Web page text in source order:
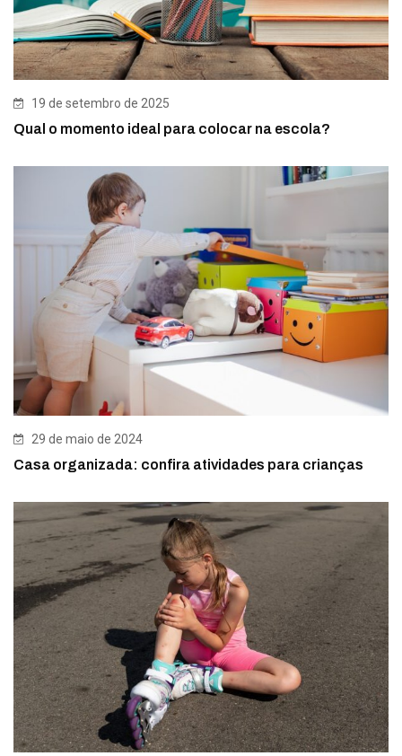
19 de setembro de 2025
Qual o momento ideal para colocar na escola?
29 de maio de 2024
Casa organizada: confira atividades para crianças